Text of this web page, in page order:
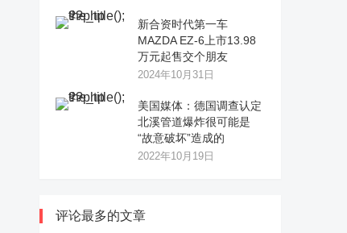
新合资时代第一车
MAZDA EZ-6上市13.98
万元起售交个朋友
2024年10月31日
美国媒体：德国调查认定
北溪管道爆炸很可能是
“故意破坏”造成的
2022年10月19日
评论最多的文章